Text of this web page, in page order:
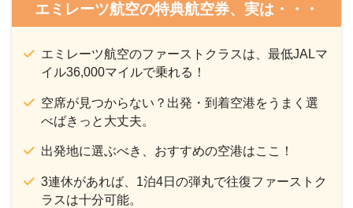
エミレーツ航空の特典航空券、実は・・・
エミレーツ航空のファーストクラスは、最低JALマ
イル36,000マイルで乗れる！
空席が見つからない？出発・到着空港をうまく選
べばきっと大丈夫。
出発地に選ぶべき、おすすめの空港はここ！
3連休があれば、1泊4日の弾丸で往復ファーストク
ラスは十分可能。